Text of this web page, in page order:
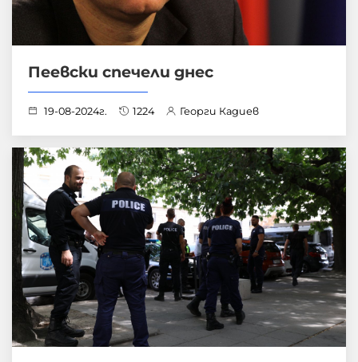
Пеевски спечели днес
19-08-2024г. 1224 Георги Кадиев